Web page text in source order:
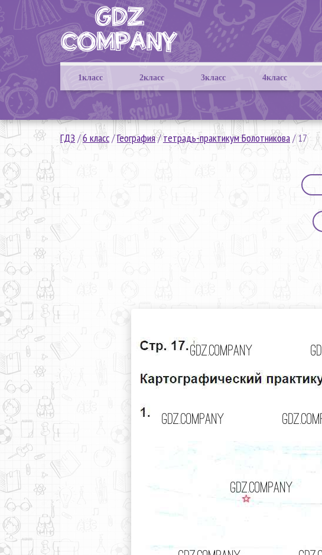
1класс 2класс 3класс 4класс
ГДЗ /6 класс/География/тетрадь-практикум Болотникова/17